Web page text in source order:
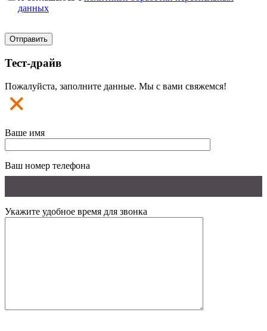
данных
Тест-драйв
Пожалуйста, заполните данные. Мы с вами свяжемся!
Ваше имя
Ваш номер телефона
Укажите удобное время для звонка